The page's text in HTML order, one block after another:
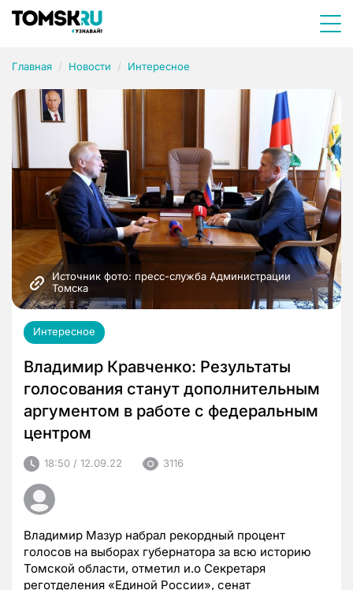
Главная Новости Интересное
Источник фото: пресс-служба Администрации
Томска
Интересное
Владимир Кравченко: Результаты
голосования станут дополнительным
аргументом в работе с федеральным
центром
18:50 / 12.09.22 3116
Владимир Мазур набрал рекордный процент
голосов на выборах губернатора за всю историю
Томской области, отметил и.о Секретаря
реготделения «Единой России», сенат